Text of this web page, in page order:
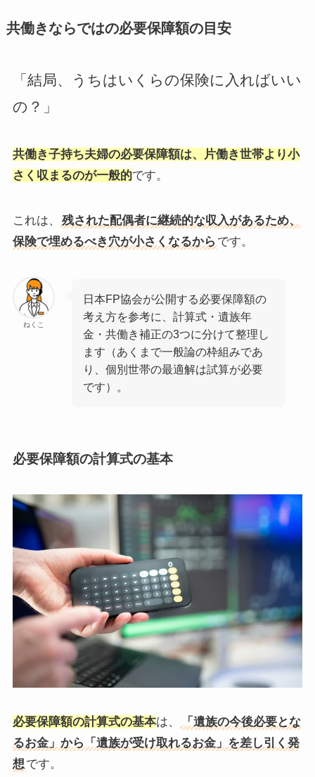
共働きならではの必要保障額の目安
「結局、うちはいくらの保険に入ればいい
の？」
共働き子持ち夫婦の必要保障額は、片働き世帯より小
さく収まるのが一般的です。
これは、
残された配偶者に継続的な収入があるため、
保険で埋めるべき穴が小さくなるから です。
ねくこ
日本FP協会が公開する必要保障額の
考え方を参考に、計算式・遺族年
金・共働き補正の3つに分けて整理し
ます（あくまで一般論の枠組みであ
り、個別世帯の最適解は試算が必要
です）。
必要保障額の計算式の基本
必要保障額の計算式の基本は、
「遺族の今後必要とな
るお金」から「遺族が受け取れるお金」を差し引く発
想です。